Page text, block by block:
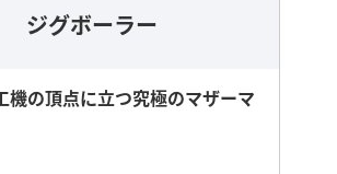
ジグボーラー
機の頂点に立つ究極のマザーマ